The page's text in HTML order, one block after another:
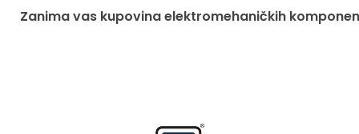
Zanima vas kupovina elektromehaničkih